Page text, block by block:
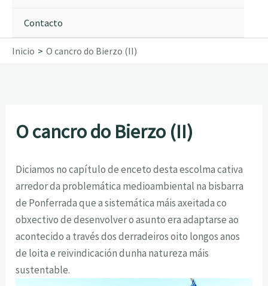
Contacto
Inicio O cancro do Bierzo (II)
O cancro do Bierzo (II)
Diciamos no capítulo de enceto desta escolma cativa
arredor da problemática medioambiental na bisbarra
de Ponferrada que a sistemática máis axeitada co
obxectivo de desenvolver o asunto era adaptarse ao
acontecido a través dos derradeiros oito longos anos
de loita e reivindicación dunha natureza máis
sustentable.